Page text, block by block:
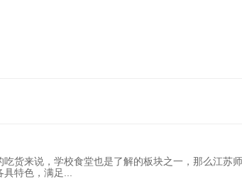
货来说，学校食堂也是了解的板块之一，那么江苏师
具特色，满足